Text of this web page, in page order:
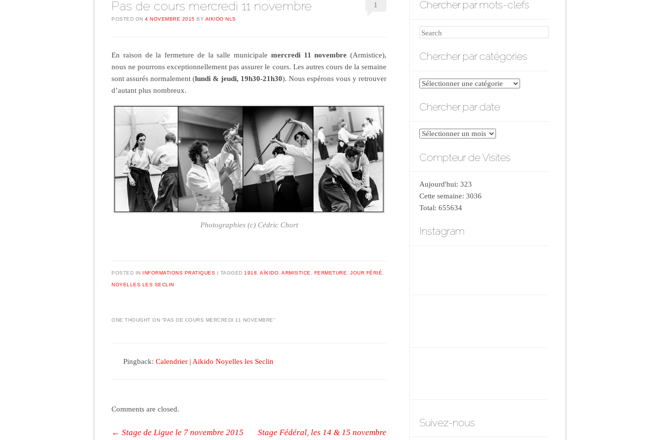
Pas de cours mercredi 11 novembre
POSTED ON 4 NOVEMBRE 2015 BY AIKIDO NLS
1
En raison de la fermeture de la salle municipale mercredi 11 novembre (Armistice),
nous ne pourrons exceptionnellement pas assurer le cours. Les autres cours de la semaine
sont assurés normalement (lundi & jeudi, 19h30-21h30). Nous espérons vous y retrouver
d’autant plus nombreux.
Photographies (c) Cédric Chort
POSTED IN INFORMATIONS PRATIQUES | TAGGED 1918 AÏKIDO ARMISTICE FERMETURE JOUR FÉRIÉ
NOYELLES LES SECLIN
ONE THOUGHT ON “PAS DE COURS MERCREDI 11 NOVEMBRE”
Pingback:Calendrier | Aikido Noyelles les Seclin
Comments are closed.
Post navigation
← Stage de Ligue le 7 novembre 2015
Stage Fédéral, les 14 & 15 novembre
Chercher par mots-clefs
Search
Chercher par catégories
Chercher
catégories
Chercher par date
Chercher
date
Compteur de Visites
Aujourd'hui: 323
Cette semaine: 3036
Total: 655634
Instagram
Suivez-nous